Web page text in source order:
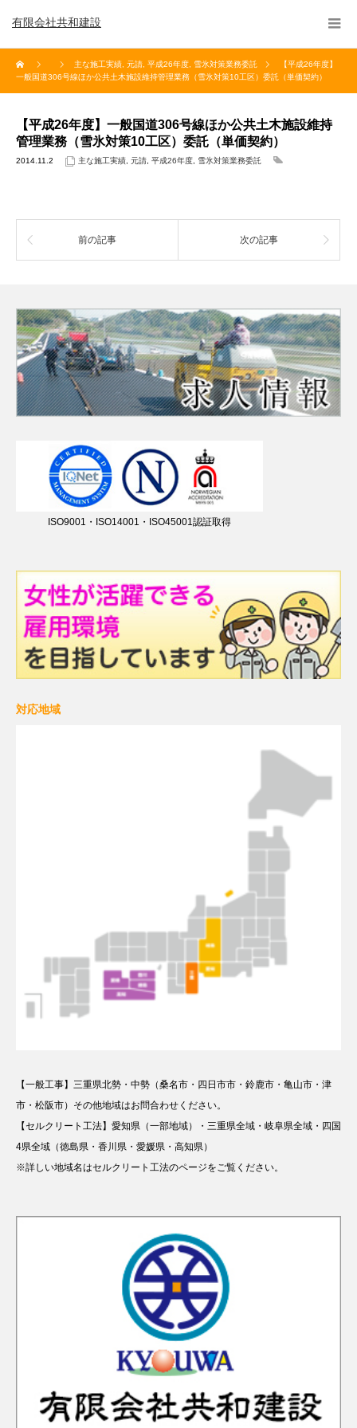
有限会社共和建設
主な施工実績 元請 平成26年度 雪氷対策業務委託
【平成26年度】
一般国道306号線ほか公共土木施設維持管理業務（雪氷対策10工区）委託（単価契約）
【平成26年度】一般国道306号線ほか公共土木施設維持
管理業務（雪氷対策10工区）委託（単価契約）
2014.11.2 主な施工実績 元請 平成26年度 雪氷対策業務委託
前の記事 次の記事
ISO9001・ISO14001・ISO45001認証取得
対応地域
【一般工事】三重県北勢・中勢（桑名市・四日市市・鈴鹿市・亀山市・津
市・松阪市）その他地域はお問合わせください。
【セルクリート工法】愛知県（一部地域）・三重県全域・岐阜県全域・四国
4県全域（徳島県・香川県・愛媛県・高知県）
※詳しい地域名はセルクリート工法のページをご覧ください。